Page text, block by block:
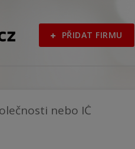
PŘIDAT FIRMU